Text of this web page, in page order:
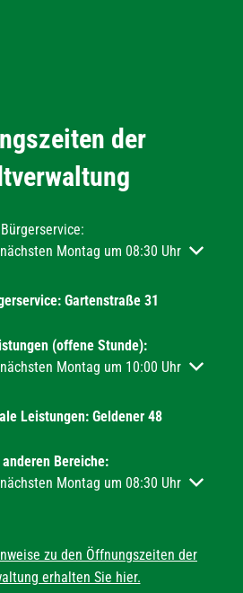
der
Bürgerservice:
oder Schließzeiten
Montag um 08:30 Uhr
Gartenstraße 31
(offene Stunde):
oder Schließzeiten
Montag um 10:00 Uhr
Leistungen: Geldener 48
Bereiche:
oder Schließzeiten
Montag um 08:30 Uhr
zu den Öffnungszeiten der
erhalten Sie hier.